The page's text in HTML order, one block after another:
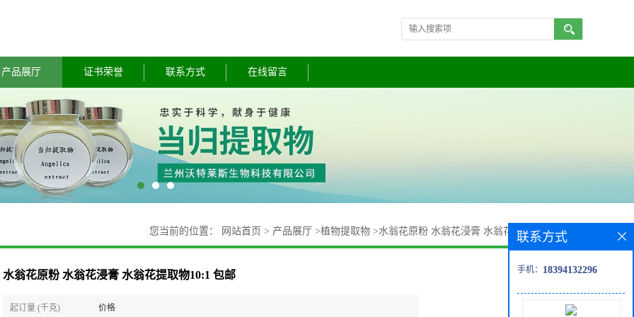
产品展厅 证书荣誉 联系方式 在线留言
您当前的位置： 网站首页 > 产品展厅 >植物提取物 >水翁花原粉 水翁花浸膏 水翁花提取物10:1 包邮
水翁花原粉 水翁花浸膏 水翁花提取物10:1 包邮
起订量 (千克) 价格
联系方式
手机： 18394132296